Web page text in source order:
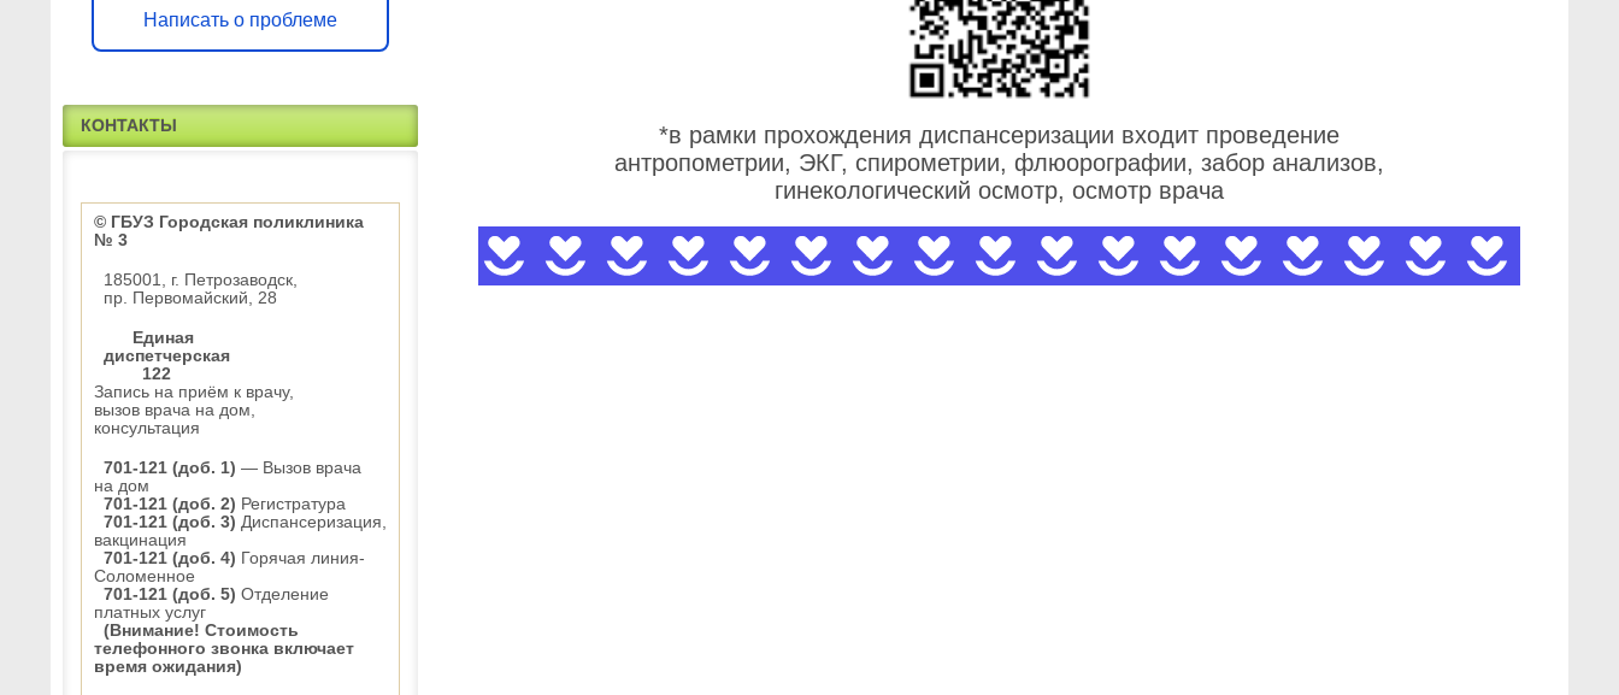
Написать о проблеме
КОНТАКТЫ
© ГБУЗ Городская поликлиника
№ 3
185001, г. Петрозаводск,
пр. Первомайский, 28
Единая
диспетчерская
122
Запись на приём к врачу,
вызов врача на дом,
консультация
701-121 (доб. 1) — Вызов врача
на дом
701-121 (доб. 2) Регистратура
701-121 (доб. 3) Диспансеризация,
вакцинация
701-121 (доб. 4) Горячая линия-
Соломенное
701-121 (доб. 5) Отделение
платных услуг
(Внимание! Стоимость
телефонного звонка включает
время ожидания)
*в рамки прохождения диспансеризации входит проведение
антропометрии, ЭКГ, спирометрии, флюорографии, забор анализов,
гинекологический осмотр, осмотр врача